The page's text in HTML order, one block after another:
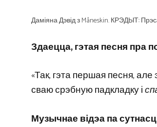
Даміяна Дэвід з Måneskin. КРЭДЫТ:
Здаецца, гэтая песня пра
«Так, гэта першая песня,
сваю срэбную падкладку і
Музычнае відэа па